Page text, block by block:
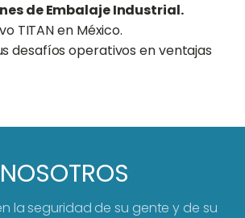
de Embalaje Industrial.
TITAN en México.
desafíos operativos en ventajas
NOSOTROS
la seguridad de su gente y de su